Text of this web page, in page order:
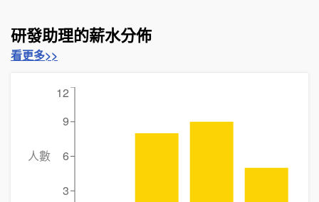
研發助理的薪水分佈
看更多>>
3
6
9
12
人數